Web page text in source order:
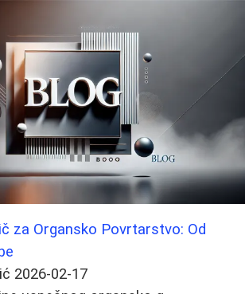
za Organsko Povrtarstvo: Od
2026-02-17